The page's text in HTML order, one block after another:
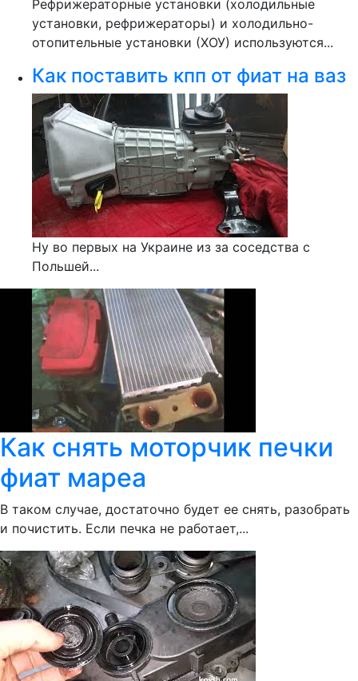
Рефрижераторные установки (холодильные
установки, рефрижераторы) и холодильно-
отопительные установки (ХОУ) используются...
Как поставить кпп от фиат на ваз
Ну во первых на Украине из за соседства с
Польшей...
Как снять моторчик печки
фиат мареа
В таком случае, достаточно будет ее снять, разобрать
и почистить. Если печка не работает,...